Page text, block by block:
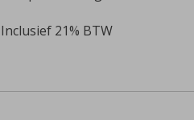
Inclusief 21% BTW